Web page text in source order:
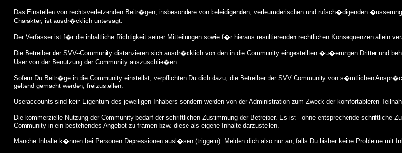
Das Einstellen von rechtsverletzenden Beitr�gen, insbesondere von beleidigenden, verleumderischen und rufsch�digenden
Charakter, ist ausdr�cklich untersagt.
Der Verfasser ist f�r die inhaltliche Richtigkeit seiner Mitteilungen sowie f�r hieraus resultierenden rechtlichen Konsequenzen allein
Die Betreiber der SVV--Community distanzieren sich ausdr�cklich von den in die Community eingestellten �u�erungen Dritter und
User von der Benutzung der Community auszuschlie�en.
Sofern Du Beitr�ge in die Community einstellst, verpflichten Du dich dazu, die Betreiber der SVV Community von s�mtlichen
geltend gemacht werden, freizustellen.
Useraccounts sind kein Eigentum des jeweiligen Inhabers sondern werden von der Administration zum Zweck der komfortableren
Die kommerzielle Nutzung der Community bedarf der schriftlichen Zustimmung der Betreiber. Es ist - ohne entsprechende schriftliche
Community in ein bestehendes Angebot zu framen bzw. diese als eigene Inhalte darzustellen.
Manche Inhalte k�nnen bei Personen Depressionen ausl�sen (triggern). Melden dich also nur an, falls Du bisher keine Probleme mit